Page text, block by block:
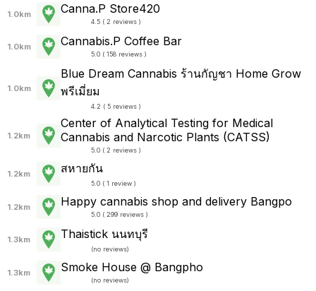
1.0km Canna.P Store420
4.5 ( 2 reviews )
1.0km Cannabis.P Coffee Bar
5.0 ( 158 reviews )
1.0km
Blue Dream Cannabis ร้านกัญชา Home Grow
พรีเมี่ยม
4.2 ( 5 reviews )
1.2km
Center of Analytical Testing for Medical
Cannabis and Narcotic Plants (CATSS)
5.0 ( 2 reviews )
1.2km สหายกัน
5.0 ( 1 review )
1.2km Happy cannabis shop and delivery Bangpo
5.0 ( 299 reviews )
1.3km Thaistick นนทบุรี
(no reviews)
1.3km Smoke House @ Bangpho
(no reviews)